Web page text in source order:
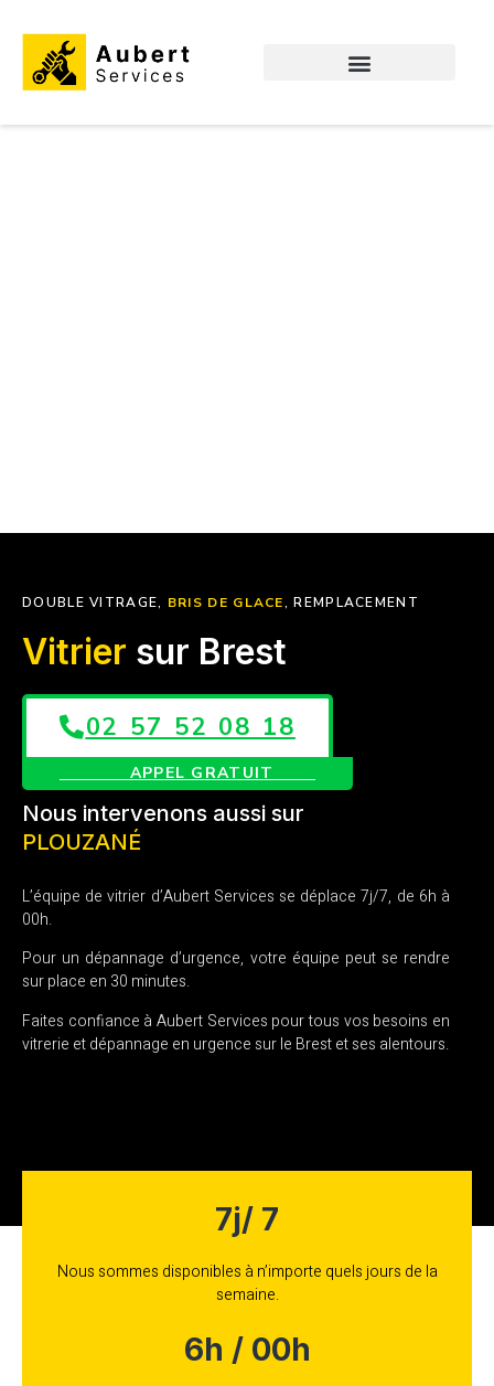
DOUBLE VITRAGE, BRIS DE GLACE, REMPLACEMENT
Vitrier sur Brest
02 57 52 08 18
APPEL GRATUIT
Nous intervenons aussi sur
LE RELECQ KERHUON
L’équipe de vitrier d’Aubert Services se déplace 7j/7, de 6h à
00h.
Pour un dépannage d’urgence, votre équipe peut se rendre
sur place en 30 minutes.
Faites confiance à Aubert Services pour tous vos besoins en
vitrerie et dépannage en urgence sur le Brest et ses alentours.
7j/ 7
Nous sommes disponibles à n’importe quels jours de la
semaine.
6h / 00h